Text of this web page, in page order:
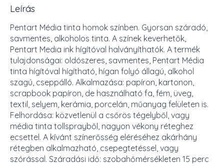
Leírás
Pentart Média tinta homok színben. Gyorsan száradó,
savmentes, alkoholos tinta. A színek keverhetők,
Pentart Media ink hígítóval halványíthatók. A termék
tulajdonságai: oldószeres, savmentes, Pentart Média
tinta hígítóval hígítható, hígan folyó állagú, alkohol
szagú, cseppálló. Alkalmazása: papíron, kartonon,
scrapbook papíron, de használható fa, fém, üveg,
textil, selyem, kerámia, porcelán, műanyag felületen is.
Felhordása: közvetlenül a csőrös tégelyből, vagy
média tinta tollsprayből, nagyon vékony réteghez
ecsettel. A kívánt színerősség eléréséhez akárhány
rétegben alkalmazható, csepegtetéssel, vagy
szórással. Száradási idő: szobahőmérsékleten 15 perc